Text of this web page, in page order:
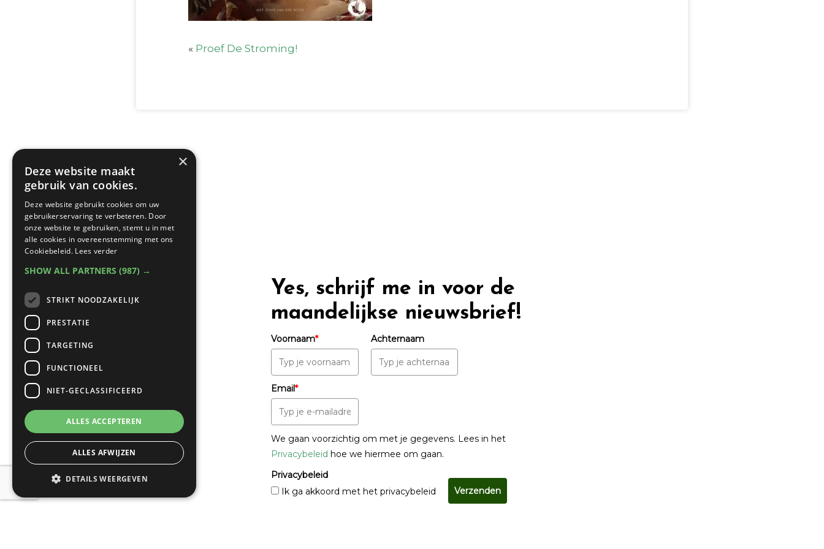
« Proef De Stroming!
Yes, schrijf me in voor de
maandelijkse nieuwsbrief!
Voornaam* Achternaam
Email*
We gaan voorzichtig om met je gegevens. Lees in het
Privacybeleid hoe we hiermee om gaan.
Privacybeleid
Ik ga akkoord met het privacybeleid
Verzenden
×
Deze website maakt
gebruik van cookies.
Deze website gebruikt cookies om uw
gebruikerservaring te verbeteren. Door
onze website te gebruiken, stemt u in met
alle cookies in overeenstemming met ons
Cookiebeleid. Lees verder
SHOW ALL PARTNERS (987) →
STRIKT NOODZAKELIJK
PRESTATIE
TARGETING
FUNCTIONEEL
NIET-GECLASSIFICEERD
ALLES ACCEPTEREN
ALLES AFWIJZEN
DETAILS WEERGEVEN